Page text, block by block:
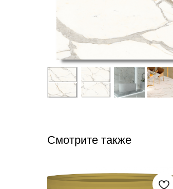
Смотрите также